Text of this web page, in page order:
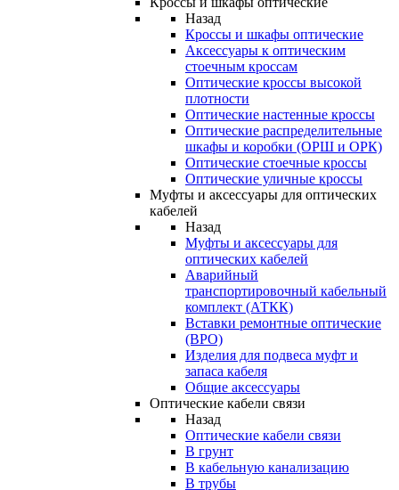
Назад
Кроссы и шкафы оптические
Аксессуары к оптическим
стоечным кроссам
Оптические кроссы высокой
плотности
Оптические настенные кроссы
Оптические распределительные
шкафы и коробки (ОРШ и ОРК)
Оптические стоечные кроссы
Оптические уличные кроссы
Муфты и аксессуары для оптических
кабелей
Назад
Муфты и аксессуары для
оптических кабелей
Аварийный
транспортировочный кабельный
комплект (АТКК)
Вставки ремонтные оптические
(ВРО)
Изделия для подвеса муфт и
запаса кабеля
Общие аксессуары
Оптические кабели связи
Назад
Оптические кабели связи
В грунт
В кабельную канализацию
В трубы